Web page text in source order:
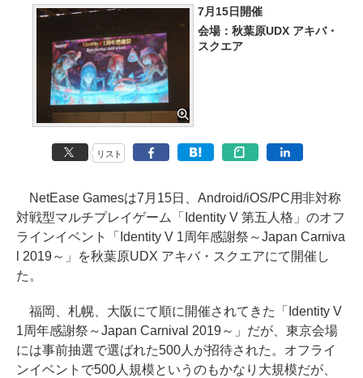
7月15日開催
会場：秋葉原UDX アキバ・
スクエア
リスト
NetEase Gamesは7月15日、Android/iOS/PC用非対称
対戦型マルチプレイゲーム「Identity V 第五人格」のオフ
ラインイベント「Identity V 1周年感謝祭～Japan Carniva
l 2019～」を秋葉原UDX アキバ・スクエアにて開催し
た。
福岡、札幌、大阪にて順に開催されてきた「Identity V
1周年感謝祭～Japan Carnival 2019～」だが、東京会場
には事前抽選で選ばれた500人が招待された。オフライ
ンイベントで500人規模というのもかなり大規模だが、